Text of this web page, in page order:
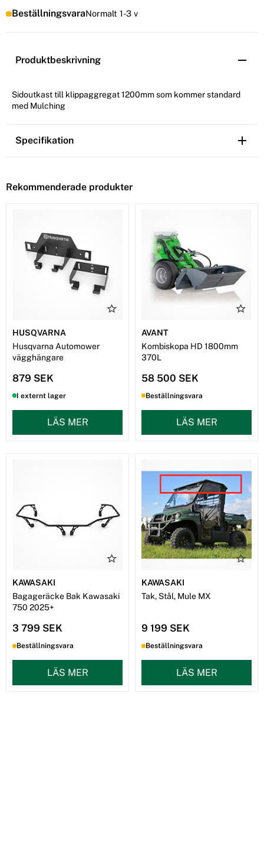
BeställningsvaraNormalt 1-3 v
Produktbeskrivning
Sidoutkast till klippaggregat 1200mm som kommer standard
med Mulching
Specifikation
Rekommenderade produkter
HUSQVARNA
Husqvarna Automower
vägghängare
879 SEK
I externt lager
LÄS MER
AVANT
Kombiskopa HD 1800mm
370L
58 500 SEK
Beställningsvara
LÄS MER
KAWASAKI
Bagageräcke Bak Kawasaki
750 2025+
3 799 SEK
Beställningsvara
LÄS MER
KAWASAKI
Tak, Stål, Mule MX
9 199 SEK
Beställningsvara
LÄS MER